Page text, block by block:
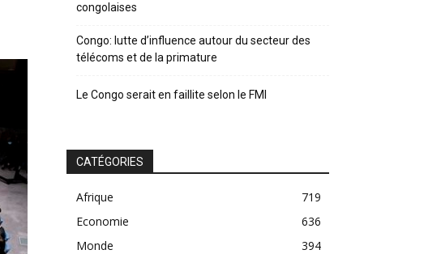
congolaises
Congo: lutte d’influence autour du secteur des
télécoms et de la primature
Le Congo serait en faillite selon le FMI
CATÉGORIES
Afrique
719
Economie
636
Monde
394